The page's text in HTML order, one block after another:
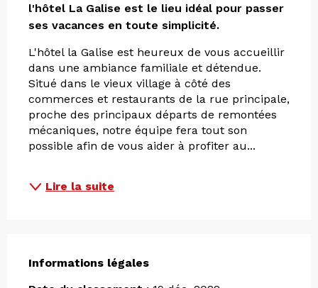
l'hôtel La Galise est le lieu idéal pour passer
ses vacances en toute simplicité.
L'hôtel la Galise est heureux de vous accueillir
dans une ambiance familiale et détendue.
Situé dans le vieux village à côté des
commerces et restaurants de la rue principale,
proche des principaux départs de remontées
mécaniques, notre équipe fera tout son
possible afin de vous aider à profiter au...
Lire la suite
Informations légales
Informations légales